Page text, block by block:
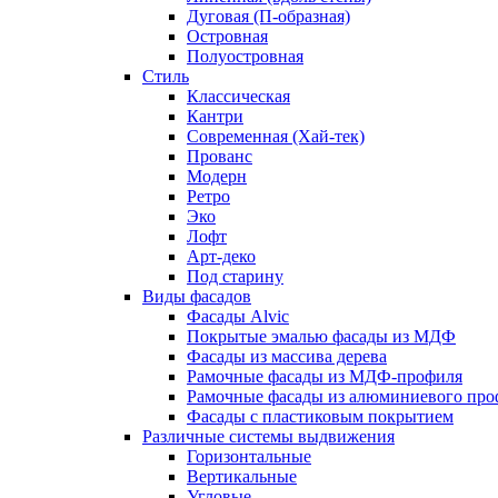
Дуговая (П-образная)
Островная
Полуостровная
Стиль
Классическая
Кантри
Современная (Хай-тек)
Прованс
Модерн
Ретро
Эко
Лофт
Арт-деко
Под старину
Виды фасадов
Фасады Alvic
Покрытые эмалью фасады из МДФ
Фасады из массива дерева
Рамочные фасады из МДФ-профиля
Рамочные фасады из алюминиевого
Фасады с пластиковым покрытием
Различные системы выдвижения
Горизонтальные
Вертикальные